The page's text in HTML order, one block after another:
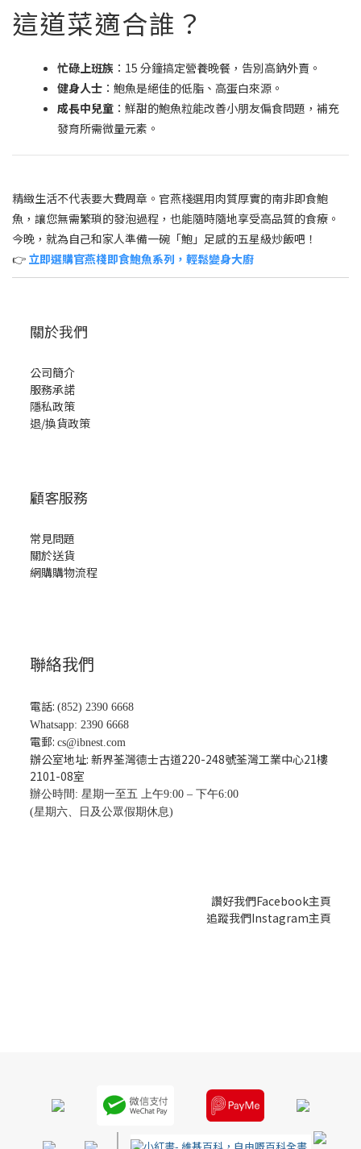
這道菜適合誰？
忙碌上班族 ：15 分鐘搞定營養晚餐，告別高鈉外賣。
健身人士 ：鮑魚是絕佳的低脂、高蛋白來源。
成長中兒童 ：鮮甜的鮑魚粒能改善小朋友偏食問題，補充
發育所需微量元素。
精緻生活不代表要大費周章。官燕棧選用肉質厚實的南非即食鮑
魚，讓您無需繁瑣的發泡過程，也能隨時隨地享受高品質的食療。
今晚，就為自己和家人準備一碗「鮑」足感的五星級炒飯吧！
👉 立即選購官燕棧即食鮑魚系列，輕鬆變身大廚
關於我們
公司簡介
服務承諾
隱私政策
退/換貨政策
顧客服務
常見問題
關於送貨
網購購物流程
聯絡我們
電話: (852) 2390 6668
Whatsapp: 2390 6668
電郵: cs@ibnest.com
辦公室地址: 新界荃灣德士古道220-248號荃灣工業中心21樓
2101-08室
辦公時間: 星期一至五 上午9:00 – 下午6:00
(星期六、日及公眾假期休息)
讚好我們Facebook主頁
追蹤我們Instagram主頁
|